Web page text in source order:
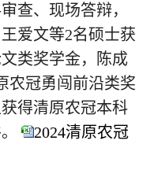
查、现场答辩，
爱文等2名硕士获
类奖学金，陈成
农冠勇闯前沿类奖
得清原农冠本科
2024清原农冠